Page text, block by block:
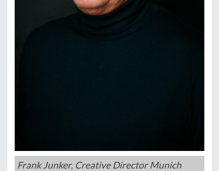
Frank Junker, Creative Director Munich